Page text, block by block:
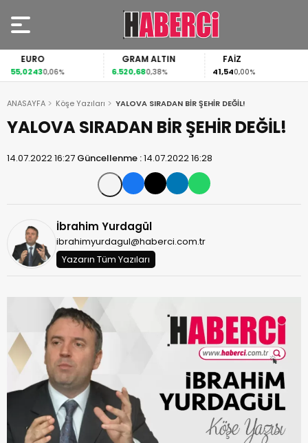
EURO
55,02430,06%
GRAM ALTIN
6.520,680,38%
FAİZ
41,540,00%
ANASAYFA Köşe Yazıları YALOVA SIRADAN BİR ŞEHİR DEĞİL!
YALOVA SIRADAN BİR ŞEHİR DEĞİL!
14.07.2022 16:27 Güncellenme :14.07.2022 16:28
İbrahim Yurdagül
ibrahimyurdagul@haberci.com.tr
Yazarın Tüm Yazıları